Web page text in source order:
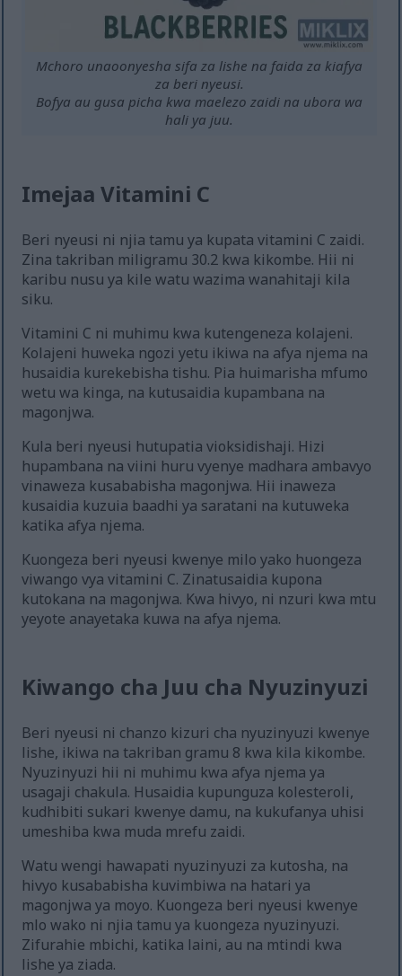
Mchoro unaoonyesha sifa za lishe na faida za kiafya
za beri nyeusi.
Bofya au gusa picha kwa maelezo zaidi na ubora wa
hali ya juu.
Imejaa Vitamini C
Beri nyeusi ni njia tamu ya kupata vitamini C zaidi.
Zina takriban miligramu 30.2 kwa kikombe. Hii ni
karibu nusu ya kile watu wazima wanahitaji kila
siku.
Vitamini C ni muhimu kwa kutengeneza kolajeni.
Kolajeni huweka ngozi yetu ikiwa na afya njema na
husaidia kurekebisha tishu. Pia huimarisha mfumo
wetu wa kinga, na kutusaidia kupambana na
magonjwa.
Kula beri nyeusi hutupatia vioksidishaji. Hizi
hupambana na viini huru vyenye madhara ambavyo
vinaweza kusababisha magonjwa. Hii inaweza
kusaidia kuzuia baadhi ya saratani na kutuweka
katika afya njema.
Kuongeza beri nyeusi kwenye milo yako huongeza
viwango vya vitamini C. Zinatusaidia kupona
kutokana na magonjwa. Kwa hivyo, ni nzuri kwa mtu
yeyote anayetaka kuwa na afya njema.
Kiwango cha Juu cha Nyuzinyuzi
Beri nyeusi ni chanzo kizuri cha nyuzinyuzi kwenye
lishe, ikiwa na takriban gramu 8 kwa kila kikombe.
Nyuzinyuzi hii ni muhimu kwa afya njema ya
usagaji chakula. Husaidia kupunguza kolesteroli,
kudhibiti sukari kwenye damu, na kukufanya uhisi
umeshiba kwa muda mrefu zaidi.
Watu wengi hawapati nyuzinyuzi za kutosha, na
hivyo kusababisha kuvimbiwa na hatari ya
magonjwa ya moyo. Kuongeza beri nyeusi kwenye
mlo wako ni njia tamu ya kuongeza nyuzinyuzi.
Zifurahie mbichi, katika laini, au na mtindi kwa
lishe ya ziada.